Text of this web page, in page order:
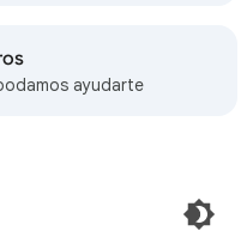
ayudarte